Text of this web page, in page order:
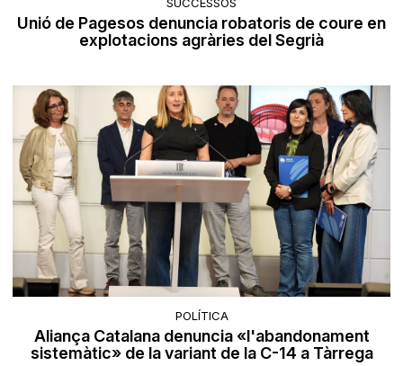
Unió de Pagesos denuncia robatoris de coure en
explotacions agràries del Segrià
POLÍTICA
Aliança Catalana denuncia «l'abandonament
sistemàtic» de la variant de la C-14 a Tàrrega